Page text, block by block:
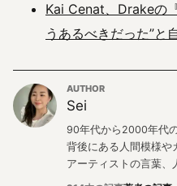
Kai Cenat、Drakeの
うあるべきだった”と
AUTHOR
Sei
90年代から2000年代
背後にある人間模様や
アーティストの言葉、